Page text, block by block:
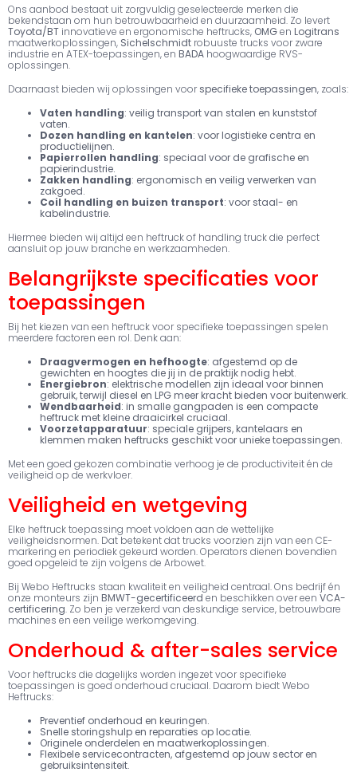
Ons aanbod bestaat uit zorgvuldig geselecteerde merken die
bekendstaan om hun betrouwbaarheid en duurzaamheid. Zo levert
Toyota/BT innovatieve en ergonomische heftrucks, OMGen Logitrans
maatwerkoplossingen, Sichelschmidt robuuste trucks voor zware
industrie en ATEX-toepassingen, en BADA hoogwaardige RVS-
oplossingen.
Daarnaast bieden wij oplossingen voorspecifieke toepassingen, zoals:
Vaten handling: veilig transport van stalen en kunststof
vaten.
Dozen handling en kantelen: voor logistieke centra en
productielijnen.
Papierrollen handling: speciaal voor de grafische en
papierindustrie.
Zakken handling: ergonomisch en veilig verwerken van
zakgoed.
Coil handling en buizen transport: voor staal- en
kabelindustrie.
Hiermee bieden wij altijd een heftruck of handling truck die perfect
aansluit op jouw branche en werkzaamheden.
Belangrijkste specificaties voor
toepassingen
Bij het kiezen van een heftruck voor specifieke toepassingen spelen
meerdere factoren een rol. Denk aan:
Draagvermogen en hefhoogte: afgestemd op de
gewichten en hoogtes die jij in de praktijk nodig hebt.
Energiebron: elektrische modellen zijn ideaal voor binnen
gebruik, terwijl diesel en LPG meer kracht bieden voor buitenwerk.
Wendbaarheid: in smalle gangpaden is een compacte
heftruck met kleine draaicirkel cruciaal.
Voorzetapparatuur: speciale grijpers, kantelaars en
klemmen maken heftrucks geschikt voor unieke toepassingen.
Met een goed gekozen combinatie verhoog je de productiviteit én de
veiligheid op de werkvloer.
Veiligheid en wetgeving
Elke heftruck toepassing moet voldoen aan de wettelijke
veiligheidsnormen. Dat betekent dat trucks voorzien zijn van een CE-
markering en periodiek gekeurd worden. Operators dienen bovendien
goed opgeleid te zijn volgens de Arbowet.
Bij Webo Heftrucks staan kwaliteit en veiligheid centraal. Ons bedrijf én
onze monteurs zijn BMWT-gecertificeerd en beschikken over een VCA-
certificering. Zo ben je verzekerd van deskundige service, betrouwbare
machines en een veilige werkomgeving.
Onderhoud & after-sales service
Voor heftrucks die dagelijks worden ingezet voor specifieke
toepassingen is goed onderhoud cruciaal. Daarom biedt Webo
Heftrucks:
Preventief onderhoud en keuringen.
Snelle storingshulp en reparaties op locatie.
Originele onderdelen en maatwerkoplossingen.
Flexibele servicecontracten, afgestemd op jouw sector en
gebruiksintensiteit.